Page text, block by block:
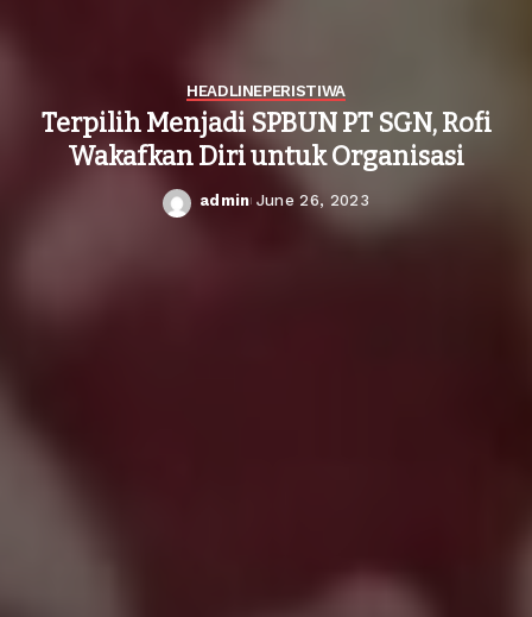
HEADLINEPERISTIWA
Terpilih Menjadi SPBUN PT SGN, Rofi
Wakafkan Diri untuk Organisasi
Posted
admin June 26, 2023